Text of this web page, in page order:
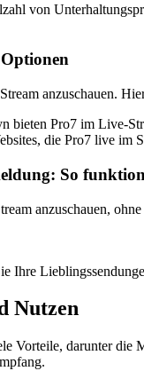
von
anzuschauen.
bieten Pro7 im Live-
die Pro7 live
So
anzuschauen,
Ihre
Nutzen
Vorteile, darunter